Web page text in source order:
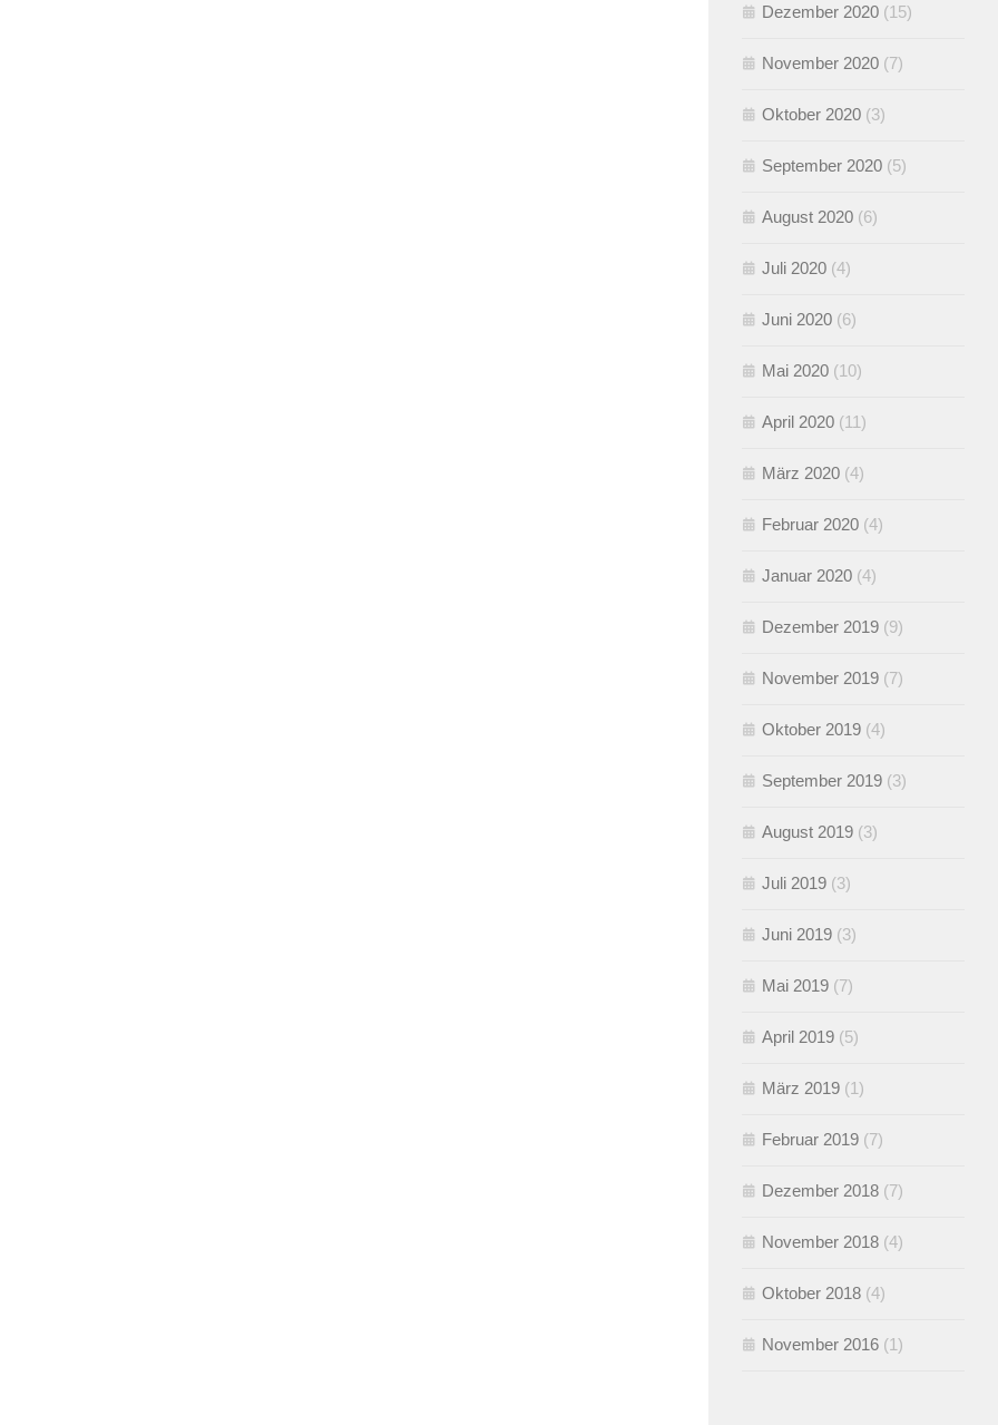
Dezember 2020 (15)
November 2020 (7)
Oktober 2020 (3)
September 2020 (5)
August 2020 (6)
Juli 2020 (4)
Juni 2020 (6)
Mai 2020 (10)
April 2020 (11)
März 2020 (4)
Februar 2020 (4)
Januar 2020 (4)
Dezember 2019 (9)
November 2019 (7)
Oktober 2019 (4)
September 2019 (3)
August 2019 (3)
Juli 2019 (3)
Juni 2019 (3)
Mai 2019 (7)
April 2019 (5)
März 2019 (1)
Februar 2019 (7)
Dezember 2018 (7)
November 2018 (4)
Oktober 2018 (4)
November 2016 (1)